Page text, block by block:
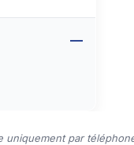
—
par